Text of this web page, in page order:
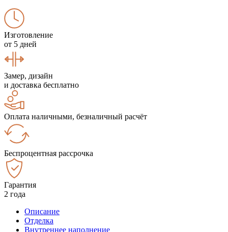
Изготовление
от 5 дней
Замер, дизайн
и доставка бесплатно
Оплата наличными, безналичный расчёт
Беспроцентная рассрочка
Гарантия
2 года
Описание
Отделка
Внутреннее наполнение